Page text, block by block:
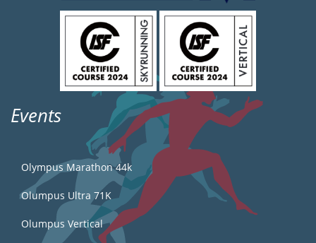
Events
Olympus Marathon 44k
Olumpus Ultra 71K
Olumpus Vertical